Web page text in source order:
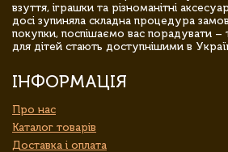
взуття, іграшки та різноманітні
досі зупиняла складна процедура
покупки, поспішаємо вас порадувати –
для дітей стають доступнішими в
ІНФОРМАЦІЯ
Про нас
Каталог товарів
Доставка і оплата